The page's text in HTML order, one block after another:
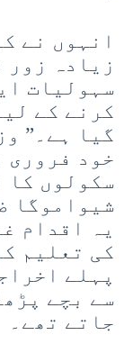
انہوں نے
زیادہ زور
سہولیات
کرنے کے
گیا ہے۔”
خود فروری
سکولوں کا
شیواموگا
یہ اقدام
کی تعلیم
پہلے
سے بچے
جاتے تھے۔